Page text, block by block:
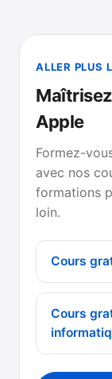
ALLER PLUS
Apple
Formez-
avec nos
formations
loin.
Cours
Cours